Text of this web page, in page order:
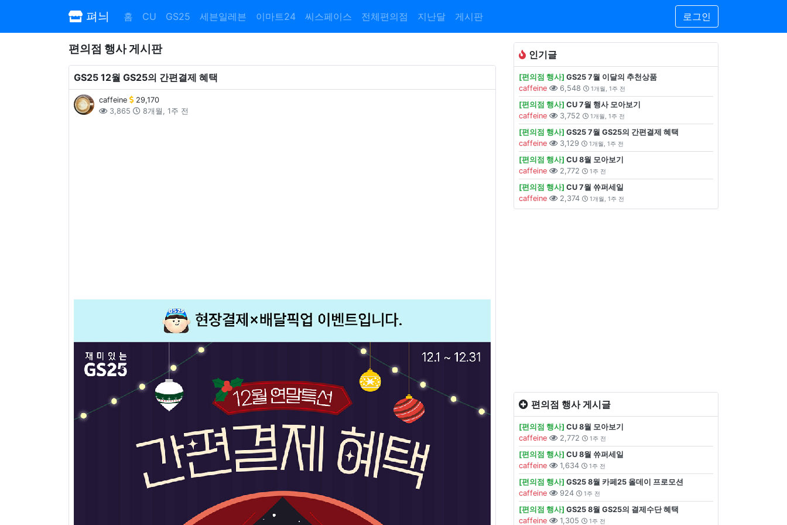
펴늬 홈 CU GS25 세븐일레븐 이마트24 씨스페이스 전체편의점 지난달 게시판 로그인
편의점 행사 게시판
GS25 12월 GS25의 간편결제 혜택
caffeine
29,170
3,865
8개월, 1주 전
인기글
[편의점 행사] GS25 7월 이달의 추천상품
caffeine
6,548 1개월, 1주 전
[편의점 행사] CU 7월 행사 모아보기
caffeine
3,752 1개월, 1주 전
[편의점 행사] GS25 7월 GS25의 간편결제 혜택
caffeine
3,129 1개월, 1주 전
[편의점 행사] CU 8월 모아보기
caffeine
2,772 1주 전
[편의점 행사] CU 7월 쓔퍼세일
caffeine
2,374 1개월, 1주 전
편의점 행사 게시글
[편의점 행사] CU 8월 모아보기
caffeine
2,772 1주 전
[편의점 행사] CU 8월 쓔퍼세일
caffeine
1,634 1주 전
[편의점 행사] GS25 8월 카페25 올데이 프로모션
caffeine
924 1주 전
[편의점 행사] GS25 8월 GS25의 결제수단 혜택
caffeine
1,305 1주 전